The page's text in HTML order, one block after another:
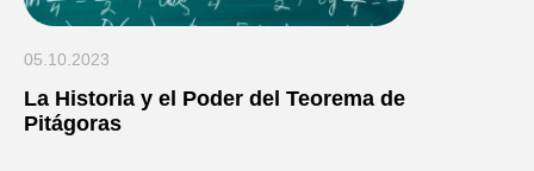
05.10.2023
La Historia y el Poder del Teorema de
Pitágoras